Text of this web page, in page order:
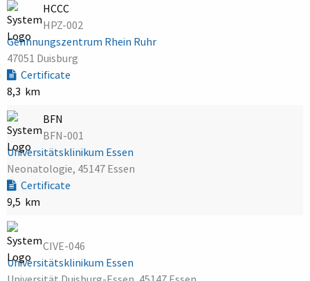
HCCC
HPZ-002
Gerinnungszentrum Rhein Ruhr
47051 Duisburg
Certificate
8,3 km
BFN
BFN-001
Universitätsklinikum Essen
Neonatologie, 45147 Essen
Certificate
9,5 km
CIVE-046
Universitätsklinikum Essen